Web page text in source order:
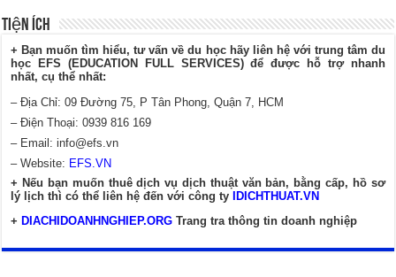
Tiện Ích
+ Bạn muốn tìm hiểu, tư vấn về du học hãy liên hệ với trung tâm du
học EFS (EDUCATION FULL SERVICES) để được hỗ trợ nhanh
nhất, cụ thể nhất:
– Địa Chỉ: 09 Đường 75, P Tân Phong, Quận 7, HCM
– Điện Thoại: 0939 816 169
– Email:info@efs.vn
– Website: EFS.VN
+ Nếu bạn muốn thuê dịch vụ dịch thuật văn bản, bằng cấp, hồ sơ
lý lịch thì có thể liên hệ đến với công ty
IDICHTHUAT.VN
+ DIACHIDOANHNGHIEP.ORG Trang tra thông tin doanh nghiệp